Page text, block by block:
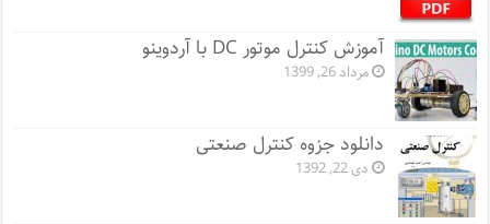
آموزش کنترل موتور DC با آردوینو
مرداد 26, 1399
دانلود جزوه کنترل صنعتی
دی 22, 1392